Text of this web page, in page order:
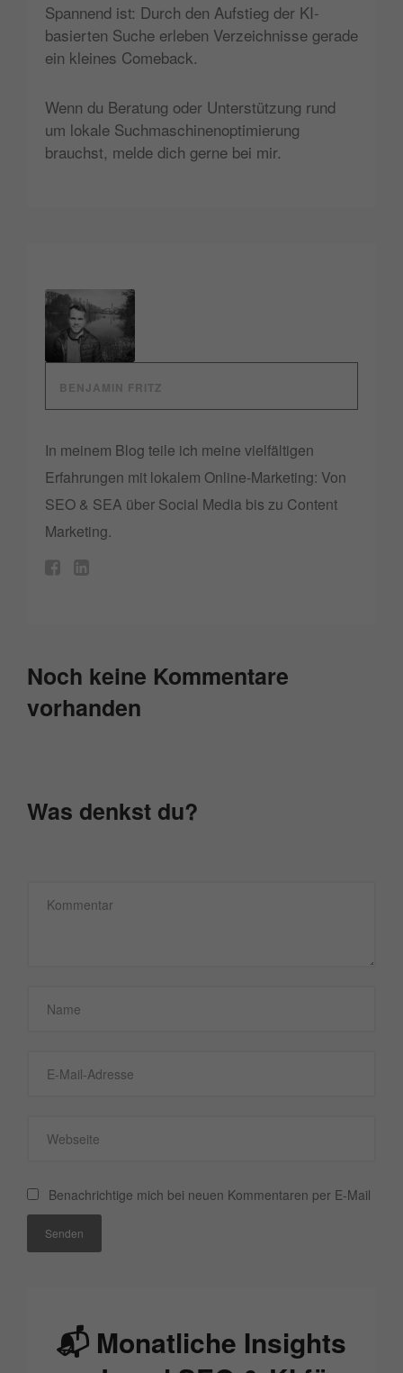
Spannend ist: Durch den Aufstieg der KI-
basierten Suche erleben Verzeichnisse gerade
ein kleines Comeback.
Wenn du Beratung oder Unterstützung rund
um lokale Suchmaschinenoptimierung
brauchst, melde dich gerne bei mir.
BENJAMIN FRITZ
In meinem Blog teile ich meine vielfältigen
Erfahrungen mit lokalem Online-Marketing: Von
SEO & SEA über Social Media bis zu Content
Marketing.
Noch keine Kommentare
vorhanden
Was denkst du?
Benachrichtige mich bei neuen Kommentaren per E-Mail
Senden
📬 Monatliche Insights